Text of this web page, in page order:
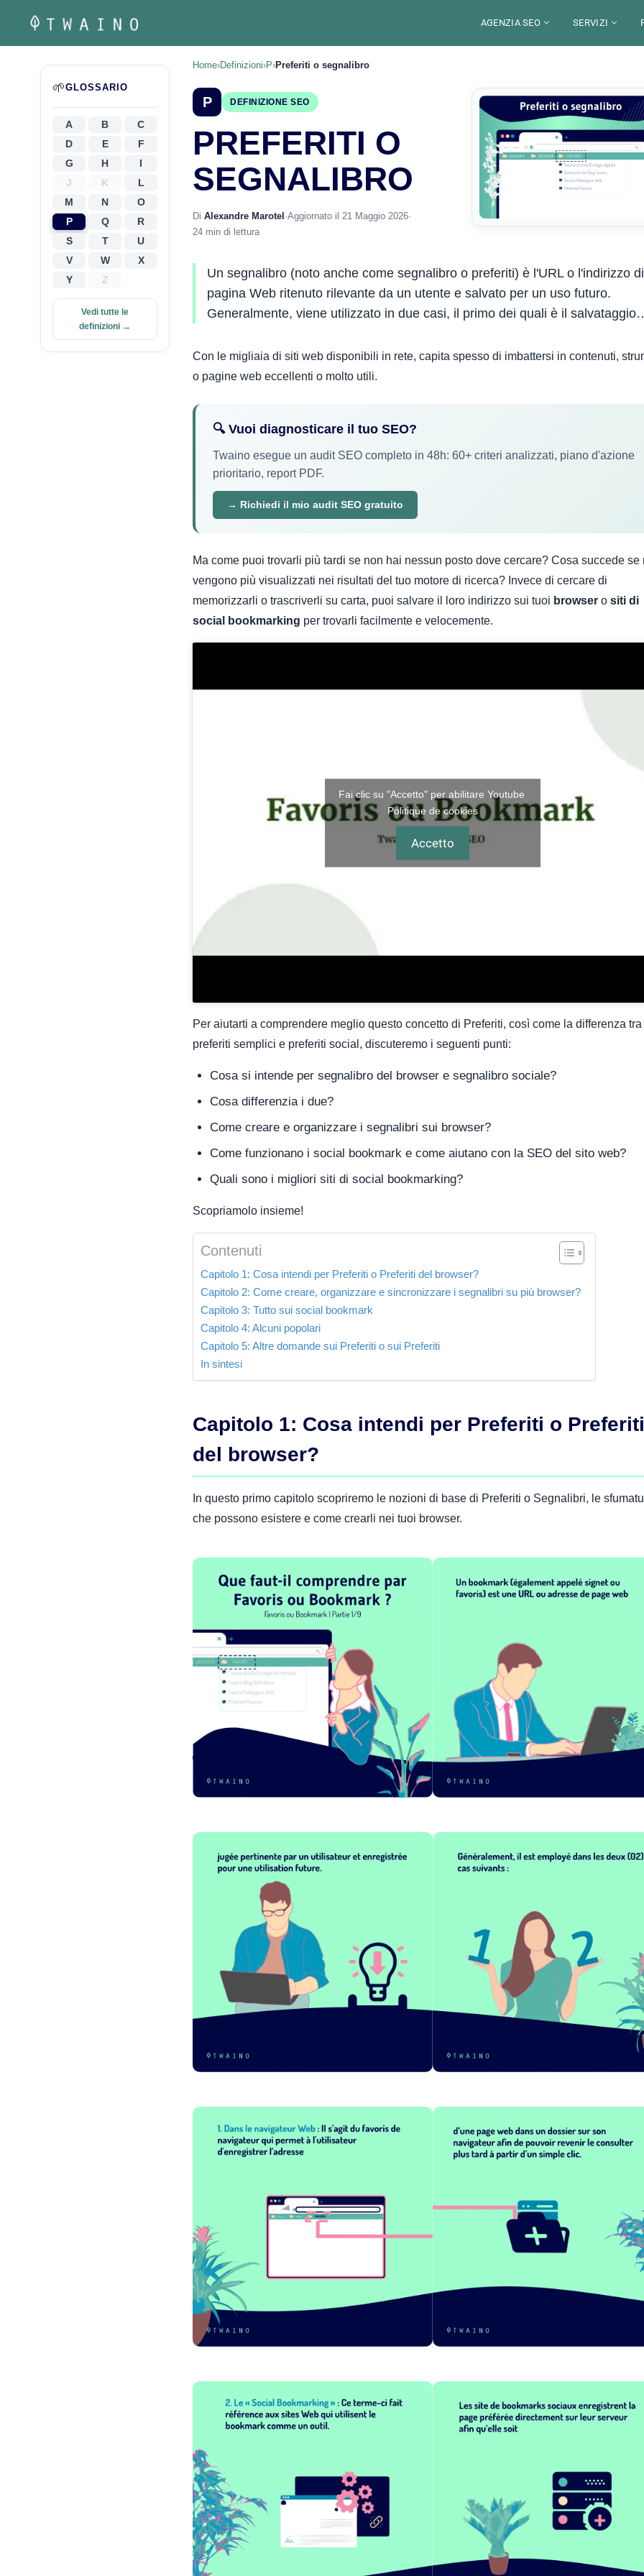
AGENZIA SEO
SETTORI
AGENZIA SEO FRANCESE
RECLUTAMENTO
ALEXANDRE MAROTEL
Il tuo partner SEO
8 anni di esperienza per
SERVIZI
AUDIT SEO
SEO PER
GEO / SEO
SEO WEB
DEFINIZIONE
SEO
VIDEO SEO
WEBMARKETING
PER CREARE UN SITO WEB
CREAZIONE DI AFFARI
INFOGRAFICA
STRUMENTI SEO
AUDIT SEO GRATIS
CONTATORE DI PAROLE
ALTRE DOMANDE POSTE
SIMULATORE SERP
EMBED CODE GENERATOR
PLATTAFORMA DI ARTICOLI PER GLI
NEGOZIO
RISORSE
YOUTUBE
CASSETTA DEGLI ATTREZZI
500+
Strumenti
🌱GLOSSARIO
A B
C
D
E
F
G
H
I
J
K
L
M
N
O
P
Q
R
S
T
U
V
W
X
Y
Z
Vedi tutte le
definizioni →
Home›Definizioni›P›Preferiti o segnalibro
P DEFINIZIONE SEO
PREFERITI O
SEGNALIBRO
Di Alexandre Marotel ·Aggiornato il 21 Maggio 2026·
24 min di lettura
Un segnalibro (noto anche come segnalibro o preferiti) è l'URL o l'indirizzo
pagina Web ritenuto rilevante da un utente e salvato per un uso futuro.
Generalmente, viene utilizzato in due casi, il primo dei quali è il
Con le migliaia di siti web disponibili in rete, capita spesso di imbattersi in contenuti,
o pagine web eccellenti o molto utili.
🔍 Vuoi diagnosticare il tuo SEO?
Twaino esegue un audit SEO completo in 48h: 60+ criteri analizzati, piano d'azione
prioritario, report PDF.
→ Richiedi il mio audit SEO gratuito
Ma come puoi trovarli più tardi se non hai nessun posto dove cercare? Cosa succede se
vengono più visualizzati nei risultati del tuo motore di ricerca? Invece di cercare di
memorizzarli o trascriverli su carta, puoi salvare il loro indirizzo sui tuoi browser o siti di
social bookmarking per trovarli facilmente e velocemente.
Fai clic su "Accetto" per abilitare Youtube
Politique de cookies
Accetto
Per aiutarti a comprendere meglio questo concetto di Preferiti, così come la differenza tra
preferiti semplici e preferiti social, discuteremo i seguenti punti:
Cosa si intende per segnalibro del browser e segnalibro sociale?
Cosa differenzia i due?
Come creare e organizzare i segnalibri sui browser?
Come funzionano i social bookmark e come aiutano con la SEO del sito web?
Quali sono i migliori siti di social bookmarking?
Scopriamolo insieme!
Contenuti
Capitolo 1: Cosa intendi per Preferiti o Preferiti del browser?
Capitolo 2: Come creare, organizzare e sincronizzare i segnalibri su più browser?
Capitolo 3: Tutto sui social bookmark
Capitolo 4: Alcuni popolari
Capitolo 5: Altre domande sui Preferiti o sui Preferiti
In sintesi
Capitolo 1: Cosa intendi per Preferiti o Preferiti
del browser?
In questo primo capitolo scopriremo le nozioni di base di Preferiti o Segnalibri, le
che possono esistere e come crearli nei tuoi browser.